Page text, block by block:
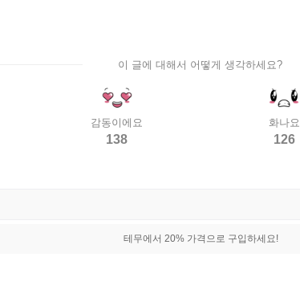
이 글에 대해서 어떻게 생각하세요?
감동이에요
138
화나요
126
테무에서 20% 가격으로 구입하세요!